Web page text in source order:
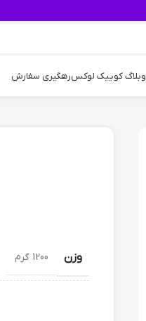
وبلاگ کوییک لوکسرهگیری سفارش
وزن 1200 گرم